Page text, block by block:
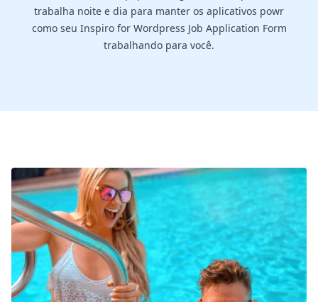
trabalha noite e dia para manter os aplicativos powr
como seu Inspiro for Wordpress Job Application Form
trabalhando para você.